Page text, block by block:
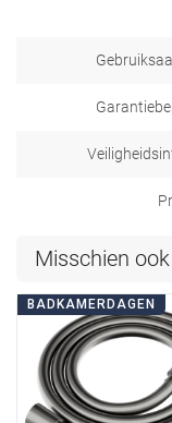
Misschien
BADKAMERDAGEN